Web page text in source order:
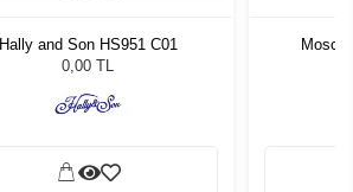
Hally and Son HS951 C01
0,00 TL